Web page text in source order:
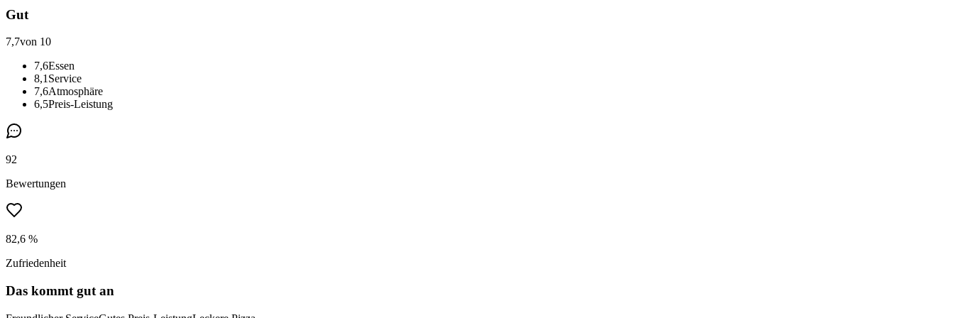
Gut
7,7von 10
7,6Essen
8,1 Service
7,6Atmosphäre
6,5Preis-Leistung
92
Bewertungen
82,6 %
Zufriedenheit
Das kommt gut an